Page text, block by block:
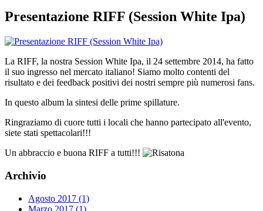
Presentazione RIFF (Session White Ipa)
La RIFF, la nostra Session White Ipa, il 24 settembre 2014, ha fatto
il suo ingresso nel mercato italiano! Siamo molto contenti del
risultato e dei feedback positivi dei nostri sempre più numerosi fans.
In questo album la sintesi delle prime spillature.
Ringraziamo di cuore tutti i locali che hanno partecipato all'evento,
siete stati spettacolari!!!
Un abbraccio e buona RIFF a tutti!!!
Archivio
Agosto 2017 (1)
Marzo 2017 (1)